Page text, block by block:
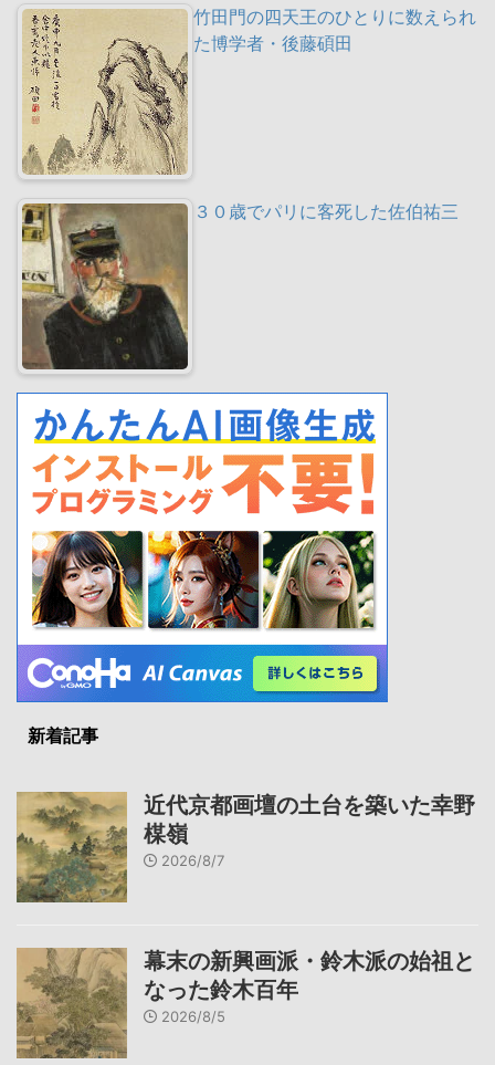
竹田門の四天王のひとりに数えられ
た博学者・後藤碩田
３０歳でパリに客死した佐伯祐三
新着記事
近代京都画壇の土台を築いた幸野
楳嶺
2026/8/7
幕末の新興画派・鈴木派の始祖と
なった鈴木百年
2026/8/5